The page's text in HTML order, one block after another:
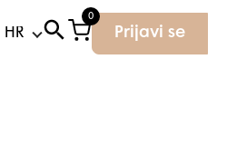
0
Prijavi se